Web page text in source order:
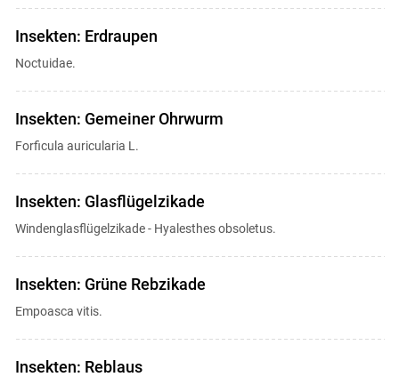
Insekten: Erdraupen
Noctuidae.
Insekten: Gemeiner Ohrwurm
Forficula auricularia L.
Insekten: Glasflügelzikade
Windenglasflügelzikade - Hyalesthes obsoletus.
Insekten: Grüne Rebzikade
Empoasca vitis.
Insekten: Reblaus